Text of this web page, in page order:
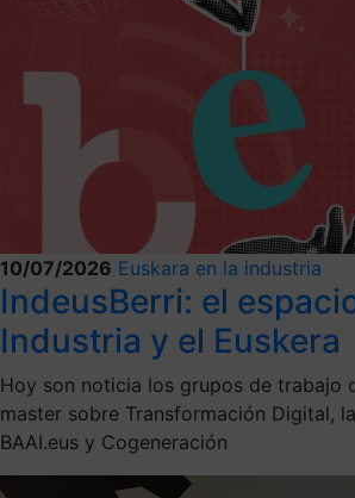
10/07/2026 Euskara en la industria
IndeusBerri: el
Industria y el Euskera
Hoy son noticia los grupos de trabajo
master sobre Transformación Digital,
BAAI.eus y Cogeneración